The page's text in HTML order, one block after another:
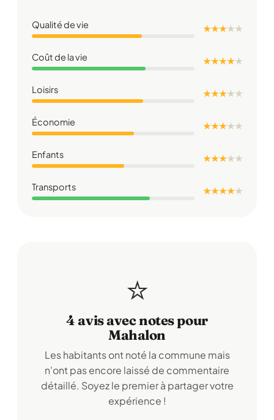
Qualité de vie ★ ★ ★★★
Coût de la vie ★ ★ ★ ★★
Loisirs ★ ★ ★★★
Économie ★ ★ ★★★
Enfants ★ ★ ★★★
Transports ★ ★ ★ ★★
⭐
4 avis avec notes pour
Mahalon
Les habitants ont noté la commune mais
n'ont pas encore laissé de commentaire
détaillé. Soyez le premier à partager votre
expérience !